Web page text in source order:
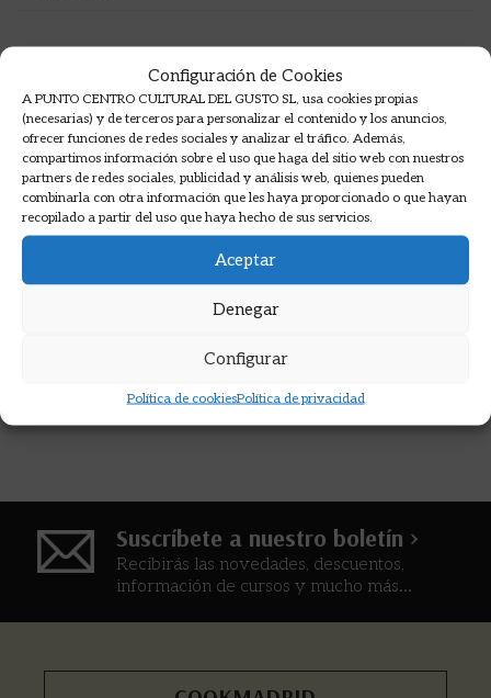
Configuración de Cookies
A PUNTO CENTRO CULTURAL DEL GUSTO SL, usa cookies propias
(necesarias) y de terceros para personalizar el contenido y los anuncios,
ofrecer funciones de redes sociales y analizar el tráfico. Además,
compartimos información sobre el uso que haga del sitio web con nuestros
partners de redes sociales, publicidad y análisis web, quienes pueden
combinarla con otra información que les haya proporcionado o que hayan
recopilado a partir del uso que haya hecho de sus servicios.
Aceptar
Denegar
Configurar
Política de cookiesPolítica de privacidad
Algunas opiniones de nuestros
alumnos
Opiniones en Google sobre nuestros cursos de
cocina.
Suscríbete a nuestro boletín >
Recibirás las novedades, descuentos,
información de cursos y mucho más...